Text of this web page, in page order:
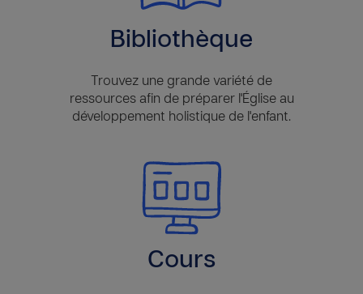
Bibliothèque
Trouvez une grande variété de
ressources afin de préparer l'Église au
développement holistique de l'enfant.
Cours